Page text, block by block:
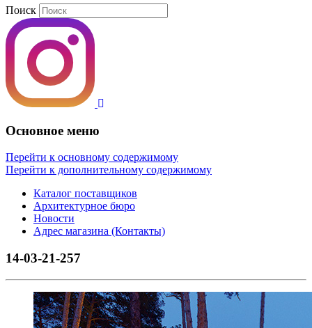
Поиск
Основное меню
Перейти к основному содержимому
Перейти к дополнительному содержимому
Каталог поставщиков
Архитектурное бюро
Новости
Адрес магазина (Контакты)
14-03-21-257